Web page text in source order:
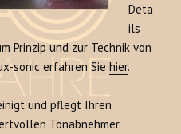
Deta
ils
Prinzip und zur Technik von
sonic erfahren Siehier.
und pflegt Ihren
Tonabnehmer